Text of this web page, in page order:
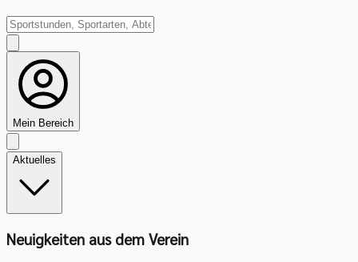
Mein Bereich
Aktuelles
Neuigkeiten aus dem Verein